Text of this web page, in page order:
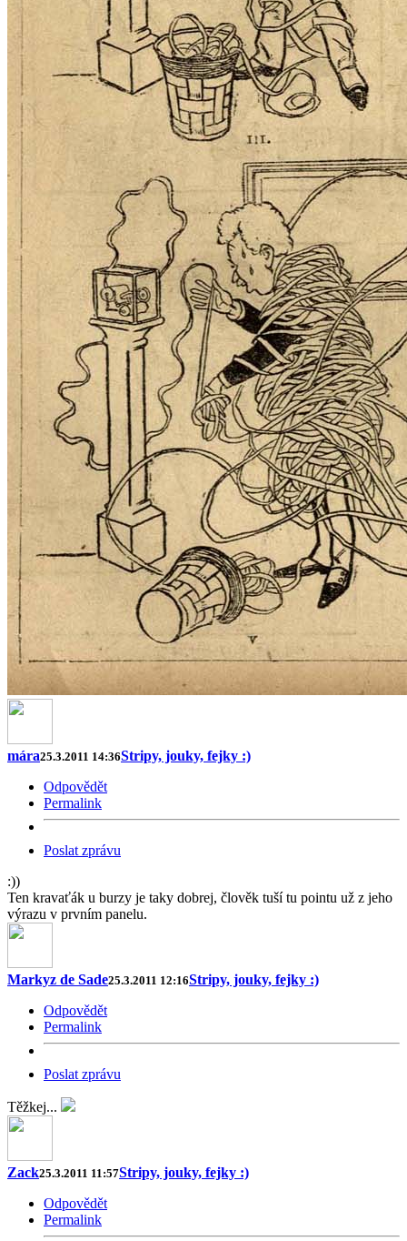
mára25.3.2011 14:36Stripy, jouky, fejky :)
Odpovědět
Permalink
Poslat zprávu
:))
Ten kravaťák u burzy je taky dobrej, člověk tuší tu pointu už z jeho
výrazu v prvním panelu.
Markyz de Sade25.3.2011 12:16Stripy, jouky, fejky :)
Odpovědět
Permalink
Poslat zprávu
Těžkej...
Zack25.3.2011 11:57Stripy, jouky, fejky :)
Odpovědět
Permalink